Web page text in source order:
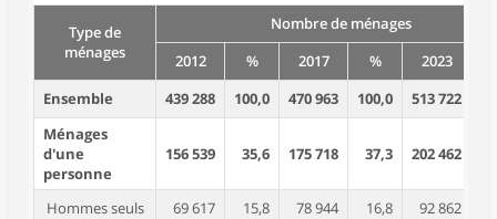
Type de
ménages
Nombre de ménages
2012
% 2017 % 2023
Ensemble
439 288 100,0 470 963 100,0 513 722
Ménages
d'une
personne
156 539 35,6 175 718 37,3 202 462
Hommes seuls 69 617 15,8 78 944 16,8 92 862